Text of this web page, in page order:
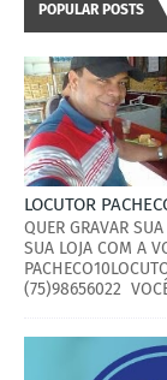
POPULAR POSTS
LOCUTOR
QUER GRAVAR
SUA LOJA COM A
(75)98656022